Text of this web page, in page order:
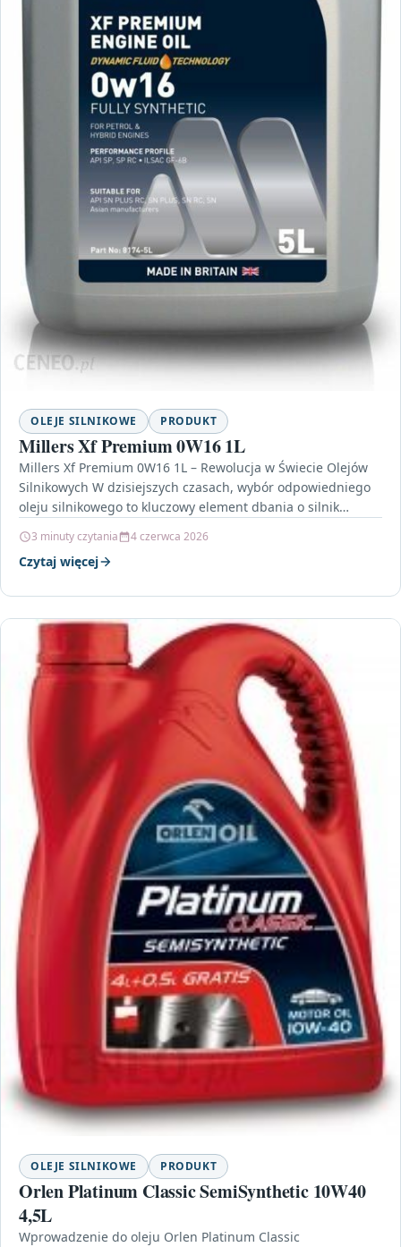
OLEJE SILNIKOWE PRODUKT
Millers Xf Premium 0W16 1L
Millers Xf Premium 0W16 1L – Rewolucja w Świecie Olejów
Silnikowych W dzisiejszych czasach, wybór odpowiedniego
oleju silnikowego to kluczowy element dbania o silnik…
3 minuty czytania 4 czerwca 2026
Czytaj więcej
OLEJE SILNIKOWE PRODUKT
Orlen Platinum Classic SemiSynthetic 10W40
4,5L
Wprowadzenie do oleju Orlen Platinum Classic